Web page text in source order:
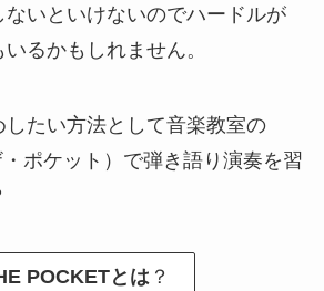
ないといけないのでハードルが
るかもしれません。
たい方法として音楽教室の
・ポケット）で弾き語り演奏を習
POCKETとは ？